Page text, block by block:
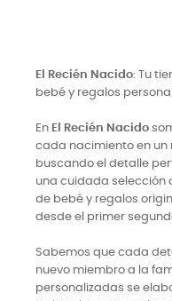
El Recién Nacido: Tu
bebé y regalos
En El Recién Nacido
cada nacimiento en un
buscando el detalle
una cuidada selección
de bebé y regalos
desde el primer
Sabemos que cada
nuevo miembro a la
personalizadas se